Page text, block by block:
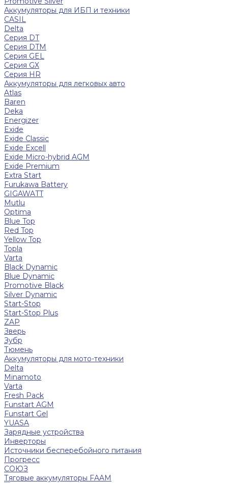
Аккумуляторы для ИБП и техники
CASIL
Delta
Серия DT
Серия DTM
Серия GEL
Серия GХ
Серия HR
Аккумуляторы для легковых авто
Atlas
Baren
Deka
Energizer
Exide
Exide Classic
Exide Excell
Exide Micro-hybrid AGM
Exide Premium
Extra Start
Furukawa Battery
GIGAWATT
Mutlu
Optima
Blue Top
Red Top
Yellow Top
Topla
Varta
Black Dynamic
Blue Dynamic
Promotive Black
Silver Dynamic
Start-Stop
Start-Stop Plus
ZAP
Зверь
Зубр
Тюмень
Аккумуляторы для мото-техники
Delta
Minamoto
Varta
Fresh Pack
Funstart AGM
Funstart Gel
YUASA
Зарядные устройства
Инверторы
Источники бесперебойного питания
Прогресс
СОЮЗ
Тяговые аккумуляторы FAAM